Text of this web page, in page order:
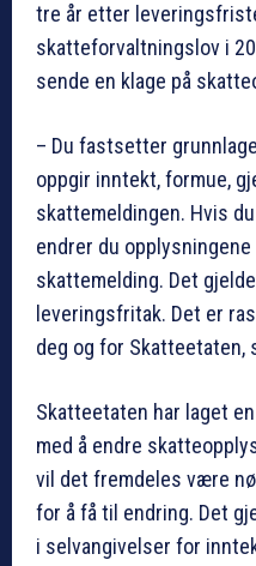
tre år etter
skatteforvaltningslov i
sende en klage på
– Du fastsetter
oppgir inntekt, formue,
skattemeldingen. Hvis
endrer du
skattemelding. Det
leveringsfritak. Det er
deg og for Skatteetaten,
Skatteetaten har laget
med å endre
vil det fremdeles være
for å få til endring. Det
i selvangivelser for